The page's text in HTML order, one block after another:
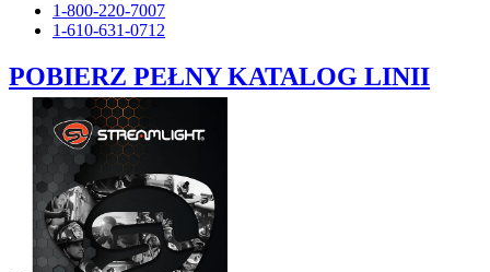
1-800-220-7007
1-610-631-0712
POBIERZ PEŁNY KATALOG LINII